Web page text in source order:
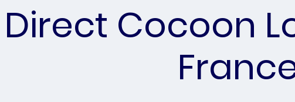
Direct Cocoon